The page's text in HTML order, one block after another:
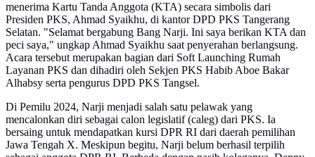
menerima Kartu Tanda Anggota (KTA) secara simbolis dari
Presiden PKS, Ahmad Syaikhu, di kantor DPD PKS Tangerang
Selatan. "Selamat bergabung Bang Narji. Ini saya berikan KTA dan
peci saya," ungkap Ahmad Syaikhu saat penyerahan berlangsung.
Acara tersebut merupakan bagian dari Soft Launching Rumah
Layanan PKS dan dihadiri oleh Sekjen PKS Habib Aboe Bakar
Alhabsy serta pengurus DPD PKS Tangsel.
Di Pemilu 2024, Narji menjadi salah satu pelawak yang
mencalonkan diri sebagai calon legislatif (caleg) dari PKS. Ia
bersaing untuk mendapatkan kursi DPR RI dari daerah pemilihan
Jawa Tengah X. Meskipun begitu, Narji belum berhasil terpilih